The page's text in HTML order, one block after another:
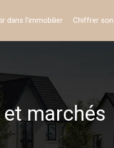
dans l’immobilier Chiffrer
marchés